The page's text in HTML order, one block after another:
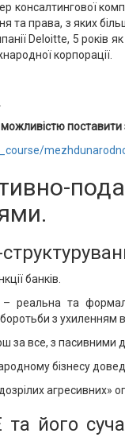
консалтингової
та права, з яких
Deloitte, 5 років
корпорації.
поставити
банків.
– реальна та
з ухиленням
за все, з пасивними
бізнесу
агресивних»
його